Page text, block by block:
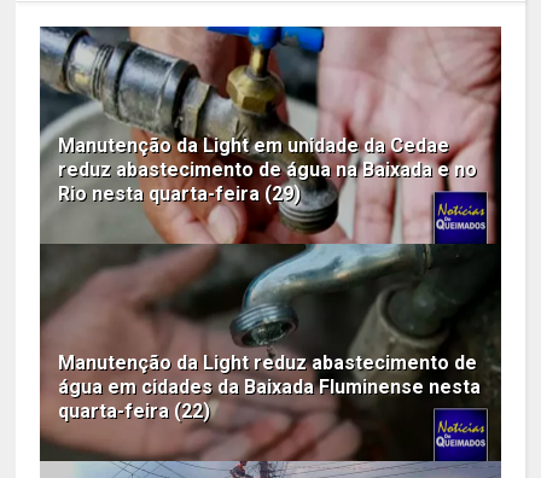
Manutenção da Light em unidade da Cedae
reduz abastecimento de água na Baixada e no
Rio nesta quarta-feira (29)
Manutenção da Light reduz abastecimento de
água em cidades da Baixada Fluminense nesta
quarta-feira (22)